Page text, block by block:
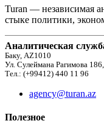
Turan — независимая
стыке политики,
Аналитическая
Баку, AZ1010
Ул. Сулеймана Рагимова
Тел.: (+99412) 440 11 96
agency@turan.az
Полезное